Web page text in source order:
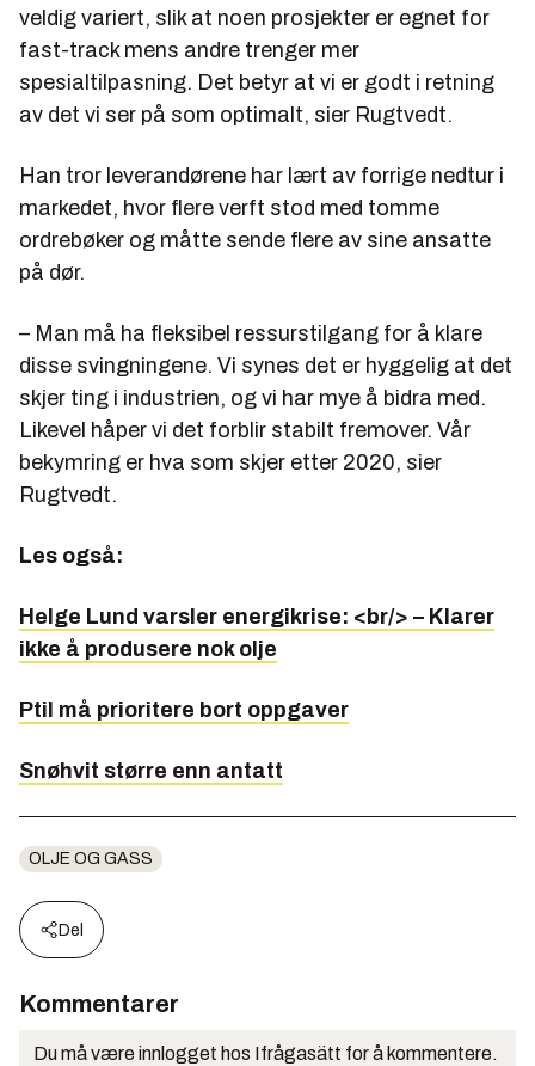
veldig variert, slik at noen prosjekter er egnet for
fast-track mens andre trenger mer
spesialtilpasning. Det betyr at vi er godt i retning
av det vi ser på som optimalt, sier Rugtvedt.
Han tror leverandørene har lært av forrige nedtur i
markedet, hvor flere verft stod med tomme
ordrebøker og måtte sende flere av sine ansatte
på dør.
– Man må ha fleksibel ressurstilgang for å klare
disse svingningene. Vi synes det er hyggelig at det
skjer ting i industrien, og vi har mye å bidra med.
Likevel håper vi det forblir stabilt fremover. Vår
bekymring er hva som skjer etter 2020, sier
Rugtvedt.
Les også:
Helge Lund varsler energikrise: <br/> – Klarer
ikke å produsere nok olje
Ptil må prioritere bort oppgaver
Snøhvit større enn antatt
OLJE OG GASS
Del
Kommentarer
Du må være innlogget hos Ifrågasätt for å kommentere.